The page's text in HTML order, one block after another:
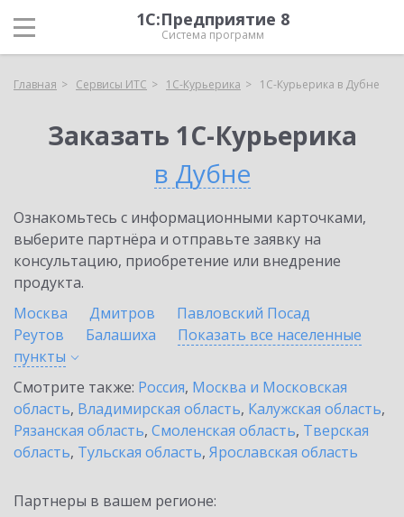
1С:Предприятие 8
Система программ
Главная Сервисы ИТС 1С-Курьерика 1С-Курьерика в Дубне
Заказать 1С-Курьерика
в Дубне
Ознакомьтесь с информационными карточками,
выберите партнёра и отправьте заявку на
консультацию, приобретение или внедрение
продукта.
Москва
Дмитров
Павловский Посад
Реутов
Балашиха
Показать все населенные
пункты
Смотрите также: Россия, Москва и Московская
область, Владимирская область, Калужская область,
Рязанская область, Смоленская область, Тверская
область, Тульская область, Ярославская область
Партнеры в вашем регионе: